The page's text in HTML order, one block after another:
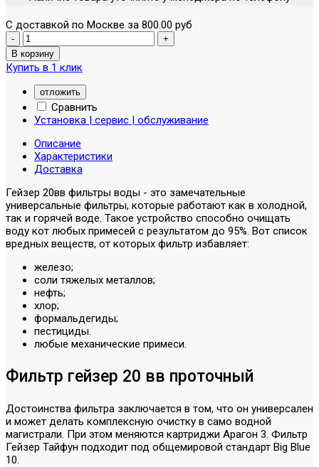
С доставкой по Москве за 800.00 руб
Купить в 1 клик
отложить
Сравнить
Установка | сервис | обслуживание
Описание
Характеристики
Доставка
Гейзер 20вв фильтры воды - это замечательные
универсальные фильтры, которые работают как в холодной,
так и горячей воде. Такое устройство способно очищать
воду кот любых примесей с результатом до 95%. Вот список
вредных веществ, от которых фильтр избавляет:
железо;
соли тяжелых металлов;
нефть;
хлор;
формальдегиды;
пестициды.
любые механические примеси.
Фильтр гейзер 20 вв проточный
Достоинства фильтра заключается в том, что он универсален
и может делать комплексную очистку в само водной
магистрали. При этом меняются картриджи Арагон 3. Фильтр
Гейзер Тайфун подходит под общемировой стандарт Big Blue
10.